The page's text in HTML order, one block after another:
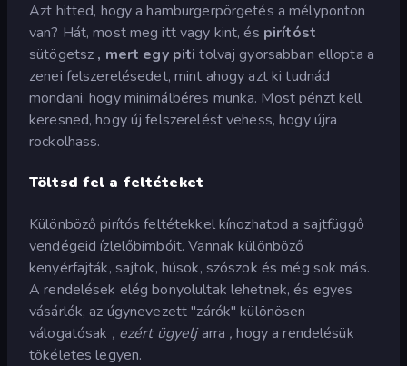
Azt hitted, hogy a hamburgerpörgetés a mélyponton
van? Hát, most meg itt vagy kint, és pirítóst
sütögetsz , mert egy pititolvaj gyorsabban ellopta a
zenei felszerelésedet, mint ahogy azt ki tudnád
mondani, hogy minimálbéres munka. Most pénzt kell
keresned, hogy új felszerelést vehess, hogy újra
rockolhass.
Töltsd fel a feltéteket
Különböző pirítós feltétekkel kínozhatod a sajtfüggő
vendégeid ízlelőbimbóit. Vannak különböző
kenyérfajták, sajtok, húsok, szószok és még sok más.
A rendelések elég bonyolultak lehetnek, és egyes
vásárlók, az úgynevezett "zárók" különösen
válogatósak , ezért ügyeljarra , hogy a rendelésük
tökéletes legyen.